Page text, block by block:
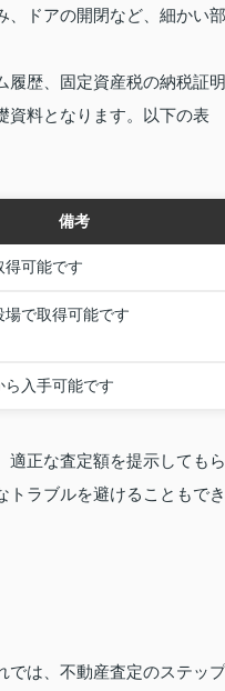
、ドアの開閉など、細かい部
履歴、固定資産税の納税証明
資料となります。以下の表
備考
得可能です
場で取得可能です
ら入手可能です
適正な査定額を提示してもら
ラブルを避けることもでき
では、不動産査定のステップ